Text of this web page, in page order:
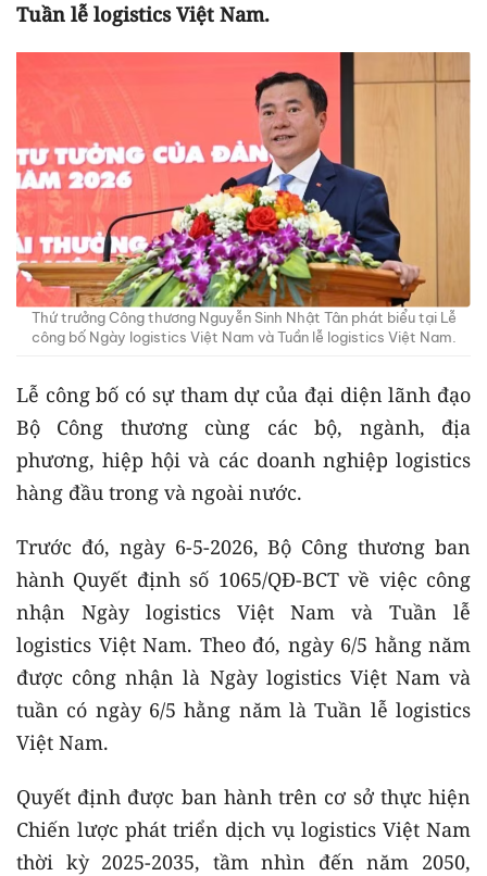
Tuần lễ logistics Việt Nam.
Thứ trưởng Công thương Nguyễn Sinh Nhật Tân phát biểu tại Lễ
công bố Ngày logistics Việt Nam và Tuần lễ logistics Việt Nam.
Lễ công bố có sự tham dự của đại diện lãnh đạo
Bộ Công thương cùng các bộ, ngành, địa
phương, hiệp hội và các doanh nghiệp logistics
hàng đầu trong và ngoài nước.
Trước đó, ngày 6-5-2026, Bộ Công thương ban
hành Quyết định số 1065/QĐ-BCT về việc công
nhận Ngày logistics Việt Nam và Tuần lễ
logistics Việt Nam. Theo đó, ngày 6/5 hằng năm
được công nhận là Ngày logistics Việt Nam và
tuần có ngày 6/5 hằng năm là Tuần lễ logistics
Việt Nam.
Quyết định được ban hành trên cơ sở thực hiện
Chiến lược phát triển dịch vụ logistics Việt Nam
thời kỳ 2025-2035, tầm nhìn đến năm 2050,